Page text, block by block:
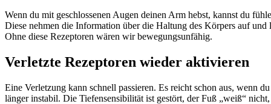
Wenn du mit geschlossenen Augen deinen Arm hebst, kannst du
Diese nehmen die Information über die Haltung des Körpers auf
Ohne diese Rezeptoren wären wir bewegungsunfähig.
Verletzte Rezeptoren wieder aktivieren
Eine Verletzung kann schnell passieren. Es reicht schon aus, wenn
länger instabil. Die Tiefensensibilität ist gestört, der Fuß „weiß“